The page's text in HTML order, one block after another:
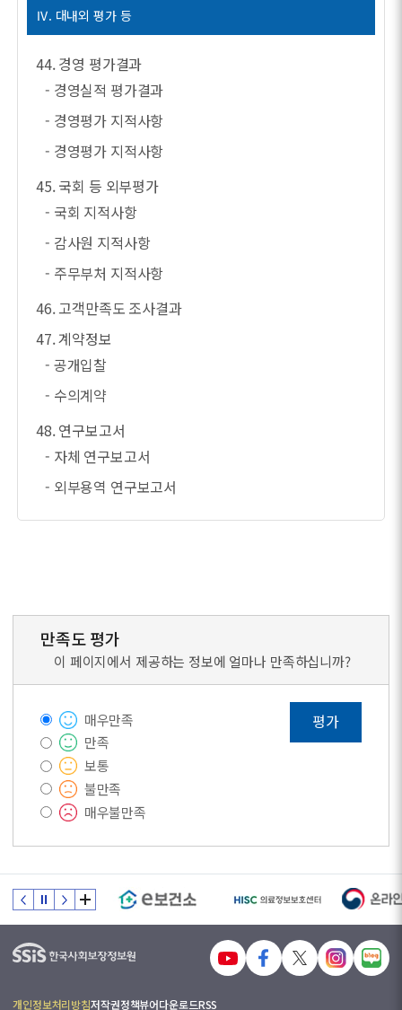
Ⅳ. 대내외 평가 등
44. 경영 평가결과
- 경영실적 평가결과
- 경영평가 지적사항
- 경영평가 지적사항
45. 국회 등 외부평가
- 국회 지적사항
- 감사원 지적사항
- 주무부처 지적사항
46. 고객만족도 조사결과
47. 계약정보
- 공개입찰
- 수의계약
48. 연구보고서
- 자체 연구보고서
- 외부용역 연구보고서
만족도 평가
이 페이지에서 제공하는 정보에 얼마나 만족하십니까?
매우만족
만족
보통
불만족
매우불만족
평가
개인정보처리방침저작권정책뷰어다운로드RSS